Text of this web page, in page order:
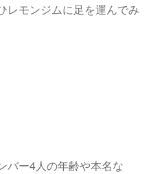
レモンジムに足を運んでみ
バー4人の年齢や本名な